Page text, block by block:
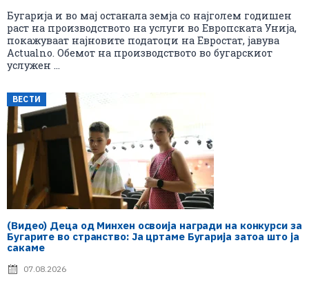
Бугарија и во мај останала земја со најголем годишен
раст на производството на услуги во Европската Унија,
покажуваат најновите податоци на Евростат, јавува
Actualno. Обемот на производството во бугарскиот
услужен ...
ВЕСТИ
(Видео) Деца од Минхен освоија награди на конкурси за
Бугарите во странство: Ја цртаме Бугарија затоа што ја
сакаме
07.08.2026